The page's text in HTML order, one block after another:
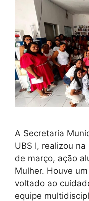
A Secretaria
UBS I, realizou
de março, ação
Mulher. Houve
voltado ao
equipe